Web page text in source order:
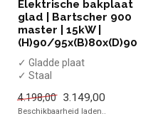
Elektrische bakplaat
glad | Bartscher 900
master | 15kW |
(H)90/95x(B)80x(D)90
✓ Gladde plaat
✓ Staal
✓ 15kW vermogen
✓ 400 Volt
4.198,00 3.149,00
Beschikbaarheid laden..